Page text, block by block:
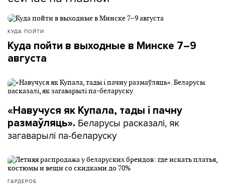
КУДА ПОЙТИ
Куда пойти в выходные в Минске 7–9
августа
«Навучуся як Купала, тады і пачну
размаўляць». Беларусы расказалі, як
загаварылі па-беларуску
ГАРДЕРОБ